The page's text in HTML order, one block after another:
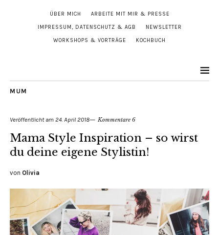
ÜBER MICH ARBEITE MIT MIR & PRESSE
IMPRESSUM, DATENSCHUTZ & AGB NEWSLETTER
WORKSHOPS & VORTRÄGE KOCHBUCH
MUM
Veröffentlicht am 24. April 2018 Kommentare 6
Mama Style Inspiration – so wirst
du deine eigene Stylistin!
von Olivia